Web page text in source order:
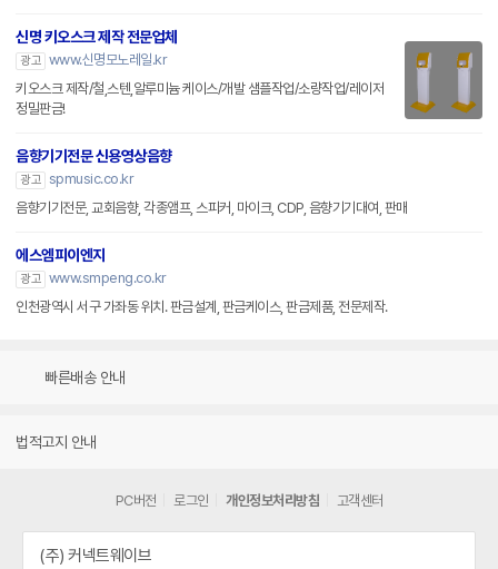
신명 키오스크 제작 전문업체
광고 www.신명모노레일.kr
키오스크 제작/철,스텐,알루미늄 케이스/개발 샘플작업/소량작업/레이저
정밀판금!
음향기기전문 신용영상음향
광고 spmusic.co.kr
음향기기전문, 교회음향, 각종앰프, 스피커, 마이크, CDP, 음향기기대여, 판매
에스엠피이엔지
광고 www.smpeng.co.kr
인천광역시 서구 가좌동 위치. 판금설계, 판금케이스, 판금제품, 전문제작.
빠른배송 안내
법적고지 안내
PC버전 로그인 개인정보처리방침 고객센터
(주) 커넥트웨이브